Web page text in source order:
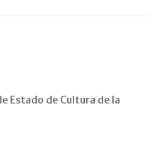
Estado de Cultura de la